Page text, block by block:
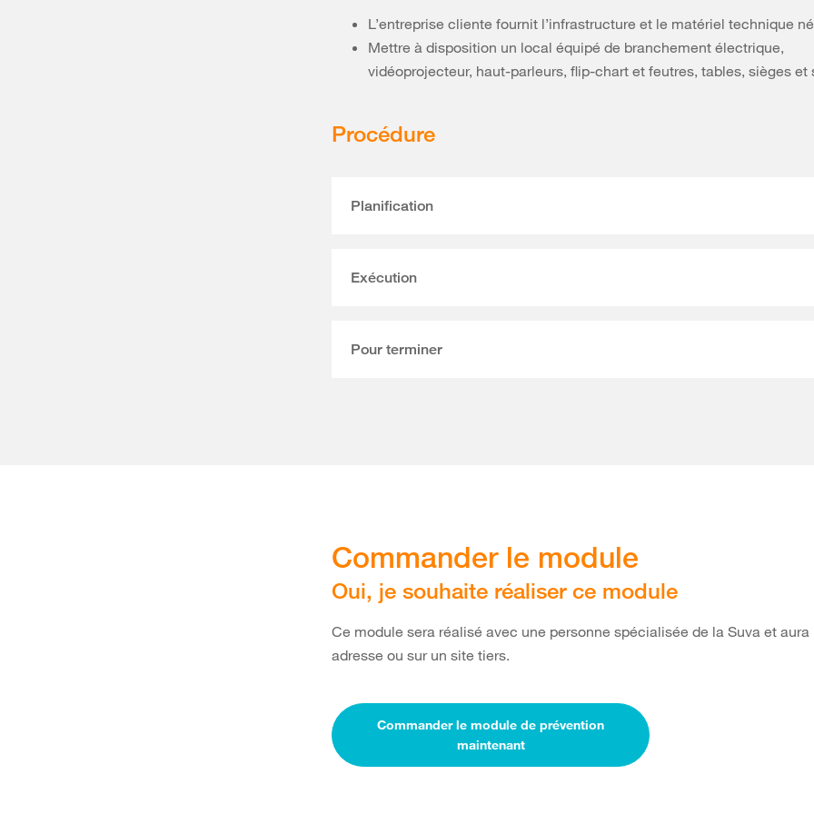
L’entreprise cliente fournit l’infrastructure et le matériel technique
Mettre à disposition un local équipé de branchement électrique,
vidéoprojecteur, haut-parleurs, flip-chart et feutres, tables, sièges et
Procédure
Planification
Exécution
Pour terminer
Commander le module
Oui, je souhaite réaliser ce module
Ce module sera réalisé avec une personne spécialisée de la Suva et aura
adresse ou sur un site tiers.
Commander le module de prévention
maintenant